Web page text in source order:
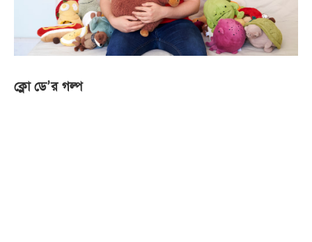
ক্লো ডে’র গল্প